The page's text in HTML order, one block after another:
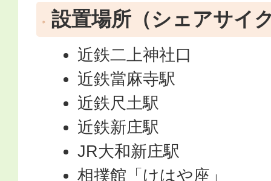
設置場所（シェアサイ
近鉄二上神社口
近鉄當麻寺駅
近鉄尺土駅
近鉄新庄駅
JR大和新庄駅
相撲館「けはや座」